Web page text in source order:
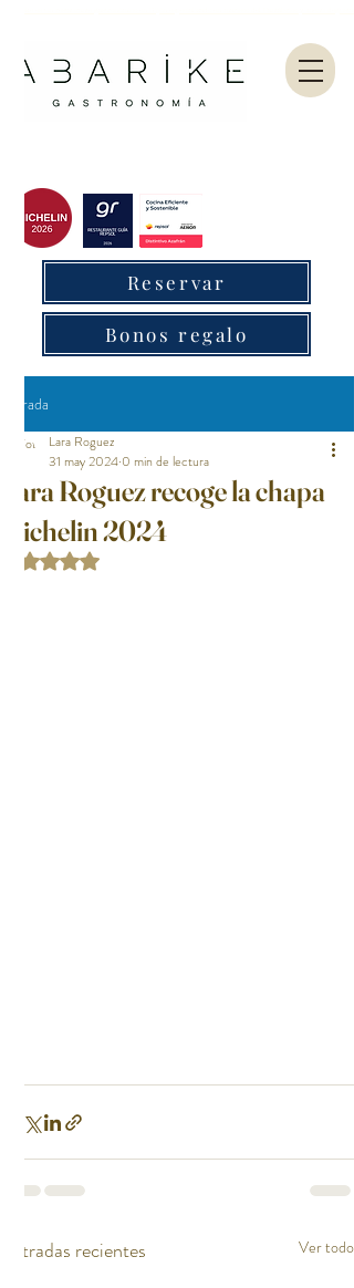
Reservar
Bonos regalo
Entrada
Lara Roguez recoge la chapa
michelin 2024
Lara Roguez
31 may 2024 0 min de lectura
Obtuvo NaN de 5 estrellas.
Entradas recientes Ver todo